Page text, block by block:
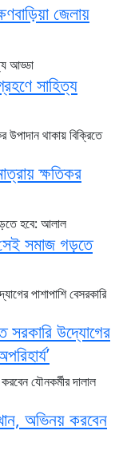
জেলায়
সাহিত্য
ক্ষতিকর
সমাজ গড়তে
সরকারি উদ্যোগের
অভিনয় করবেন